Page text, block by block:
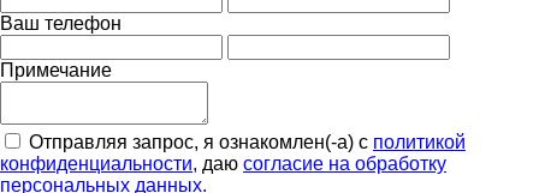
Ваш телефон
Примечание
Отправляя запрос, я ознакомлен(-а) с политикой
конфиденциальности, даю согласие на обработку
персональных данных.